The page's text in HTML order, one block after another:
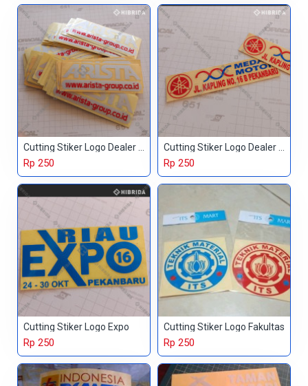
Cutting Stiker Logo Dealer Mobil
Rp 250
Cutting Stiker Logo Dealer Motor
Rp 250
Cutting Stiker Logo Expo
Rp 250
Cutting Stiker Logo Fakultas
Rp 250